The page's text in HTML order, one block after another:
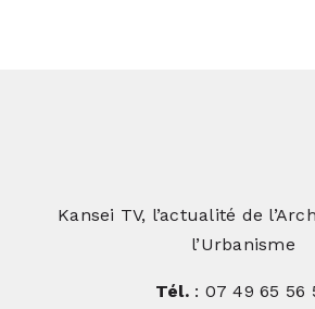
Kansei TV, l’actualité de
l’Urbanisme
Tél.: 07 49 65 56